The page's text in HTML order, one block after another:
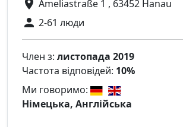
Ameliastraße 1 , 63452 Hanau
2-61 люди
Член з: листопада 2019
Частота відповідей: 10%
Ми говоримо:
Німецька, Англійська